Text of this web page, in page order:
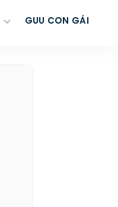
GUU CON GÁI